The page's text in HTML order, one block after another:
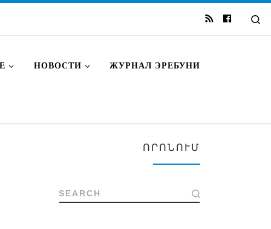
НОВОСТИ ЖУРНАЛ ЭРЕБУНИ
ՈՐՈՆՈՒՄ
SEARCH